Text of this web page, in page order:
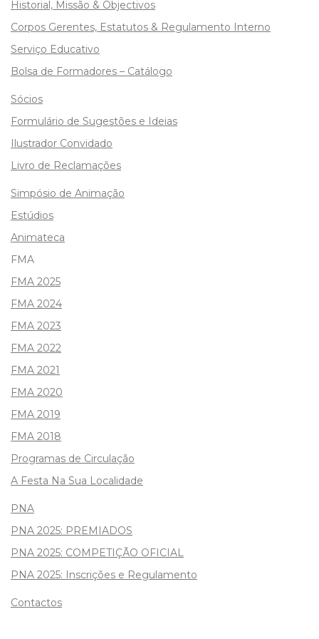
Historial, Missão & Objectivos
Corpos Gerentes, Estatutos & Regulamento Interno
Serviço Educativo
Bolsa de Formadores – Catálogo
Sócios
Formulário de Sugestões e Ideias
Ilustrador Convidado
Livro de Reclamações
Simpósio de Animação
Estúdios
Animateca
FMA
FMA 2025
FMA 2024
FMA 2023
FMA 2022
FMA 2021
FMA 2020
FMA 2019
FMA 2018
Programas de Circulação
A Festa Na Sua Localidade
PNA
PNA 2025: PREMIADOS
PNA 2025: COMPETIÇÃO OFICIAL
PNA 2025: Inscrições e Regulamento
Contactos